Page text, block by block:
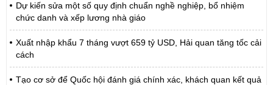
Dự kiến sửa một số quy định chuẩn nghề nghiệp, bổ nhiệm
chức danh và xếp lương nhà giáo
Xuất nhập khẩu 7 tháng vượt 659 tỷ USD, Hải quan tăng tốc cải
cách
Tạo cơ sở để Quốc hội đánh giá chính xác, khách quan kết quả